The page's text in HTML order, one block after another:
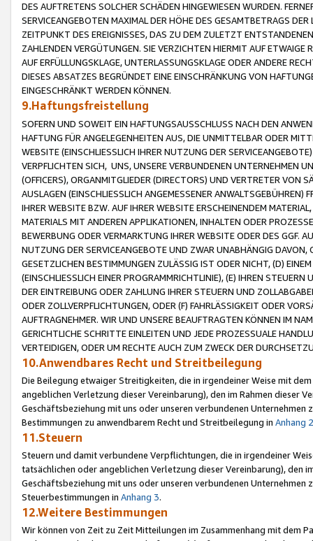
DES AUFTRETENS SOLCHER SCHÄDEN HINGEWIESEN WURDEN.
SERVICEANGEBOTEN MAXIMAL DER HÖHE DES GESAMTBETRAGS
ZEITPUNKT DES EREIGNISSES, DAS ZU DEM ZULETZT
ZAHLENDEN VERGÜTUNGEN. SIE VERZICHTEN HIERMIT AUF
AUF ERFÜLLUNGSKLAGE, UNTERLASSUNGSKLAGE ODER ANDERE
DIESES ABSATZES BEGRÜNDET EINE EINSCHRÄNKUNG VON
EINGESCHRÄNKT WERDEN KÖNNEN.
9.Haftungsfreistellung
SOFERN UND SOWEIT EIN HAFTUNGSAUSSCHLUSS NACH DEN
HAFTUNG FÜR ANGELEGENHEITEN AUS, DIE UNMITTELBAR ODER
WEBSITE (EINSCHLIESSLICH IHRER NUTZUNG DER
VERPFLICHTEN SICH, UNS, UNSERE VERBUNDENEN UNTERNEHMEN
(OFFICERS), ORGANMITGLIEDER (DIRECTORS) UND VERTRETER VON
AUSLAGEN (EINSCHLIESSLICH ANGEMESSENER
IHRER WEBSITE BZW. AUF IHRER WEBSITE ERSCHEINENDEM
MATERIALS MIT ANDEREN APPLIKATIONEN, INHALTEN ODER
BEWERBUNG ODER VERMARKTUNG IHRER WEBSITE ODER DES GGF.
NUTZUNG DER SERVICEANGEBOTE UND ZWAR UNABHÄNGIG
GESETZLICHEN BESTIMMUNGEN ZULÄSSIG IST ODER NICHT, (D)
(EINSCHLIESSLICH EINER PROGRAMMRICHTLINIE), (E) IHREN
DER EINTREIBUNG ODER ZAHLUNG IHRER STEUERN UND
ODER ZOLLVERPFLICHTUNGEN, ODER (F) FAHRLÄSSIGKEIT ODER
AUFTRAGNEHMER. WIR UND UNSERE BEAUFTRAGTEN KÖNNEN IM
GERICHTLICHE SCHRITTE EINLEITEN UND JEDE PROZESSUALE
VERTEIDIGEN, ODER UM RECHTE AUCH ZUM ZWECK DER
10.Anwendbares Recht und Streitbeilegung
Die Beilegung etwaiger Streitigkeiten, die in irgendeiner Weise mit
angeblichen Verletzung dieser Vereinbarung), den im Rahmen dieser
Geschäftsbeziehung mit uns oder unseren verbundenen
Bestimmungen zu anwendbarem Recht und Streitbeilegung in Anhang 2
11.Steuern
Steuern und damit verbundene Verpflichtungen, die in irgendeiner
tatsächlichen oder angeblichen Verletzung dieser Vereinbarung), den
Geschäftsbeziehung mit uns oder unseren verbundenen
Steuerbestimmungen in Anhang 3.
12.Weitere Bestimmungen
Wir können von Zeit zu Zeit Mitteilungen im Zusammenhang mit dem